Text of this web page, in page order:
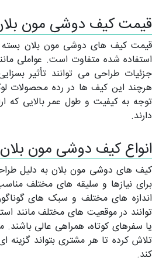
قیمت کیف دوشی مون
قیمت کیف های دوشی مون بلان
استفاده شده متفاوت است. عواملی
جزئیات طراحی می توانند تأثیر
هرچند این کیف ها در رده محصولات
توجه به کیفیت و طول عمر بالایی که
دارند.
انواع کیف دوشی مون بلان
کیف های دوشی مون بلان به دلیل
برای نیازها و سلیقه های مختلف
اندازه های مختلف و سبک های
توانند در موقعیت های مختلف مانند
یا سفرهای کوتاه، همراهی عالی باشند.
تلاش کرده تا هر مشتری بتواند گزینه
کند.